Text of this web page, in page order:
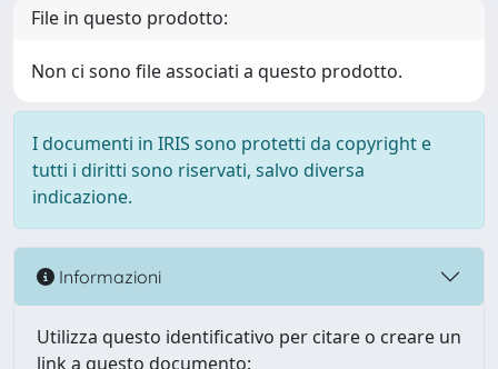
File in questo prodotto:
Non ci sono file associati a questo prodotto.
I documenti in IRIS sono protetti da copyright e
tutti i diritti sono riservati, salvo diversa
indicazione.
Informazioni
Utilizza questo identificativo per citare o creare un
link a questo documento: